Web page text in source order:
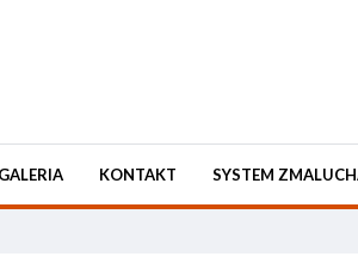
GALERIA KONTAKT SYSTEM